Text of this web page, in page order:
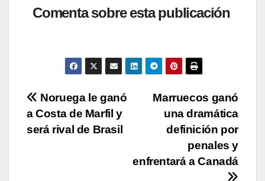
at c
b
o
k
tt
p
Li
n
k
m
ar
tir
Comenta sobre esta publicación
Navegación
de
Marruecos ganó
una dramática
definición por
penales y
enfrentará a Canadá
Noruega le ganó
a Costa de Marfil y
será rival de Brasil